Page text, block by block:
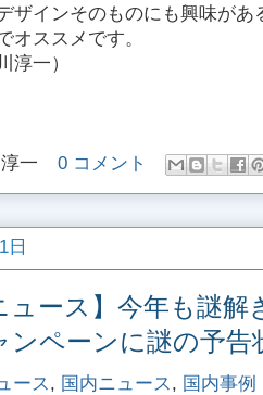
ザインそのものにも興味が
オススメです。
淳一）
一 0 コメント
日
ュース】今年も謎
ンペーンに謎の予告
ース , 国内ニュース , 国内事例